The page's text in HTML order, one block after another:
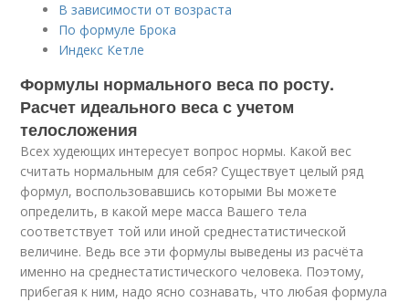
В зависимости от возраста
По формуле Брока
Индекс Кетле
Формулы нормального веса по росту.
Расчет идеального веса с учетом
телосложения
Всех худеющих интересует вопрос нормы. Какой вес
считать нормальным для себя? Существует целый ряд
формул, воспользовавшись которыми Вы можете
определить, в какой мере масса Вашего тела
соответствует той или иной среднестатистической
величине. Ведь все эти формулы выведены из расчёта
именно на среднестатистического человека. Поэтому,
прибегая к ним, надо ясно сознавать, что любая формула